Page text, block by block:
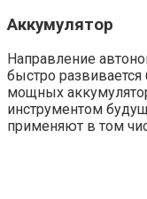
Аккумулятор
Направление
быстро
мощных
инструментом
применяют в том